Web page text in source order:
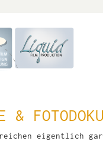
&
reichen eigentlich